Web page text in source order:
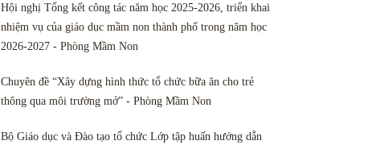
Hội nghị Tổng kết công tác năm học 2025-2026, triển khai
nhiệm vụ của giáo dục mầm non thành phố trong năm học
2026-2027 - Phòng Mầm Non
Chuyên đề “Xây dựng hình thức tổ chức bữa ăn cho trẻ
thông qua môi trường mở” - Phòng Mầm Non
Bộ Giáo dục và Đào tạo tổ chức Lớp tập huấn hướng dẫn